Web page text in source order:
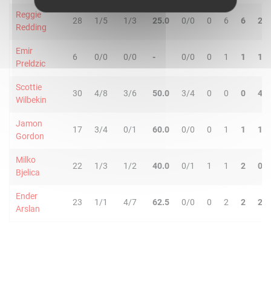
Reggie
Redding
28 1/5 1/3 25.0 0/0 0 6 6 2
Emir
Preldzic
6 0/0 0/0 - 0/0 0 1 1 1
Scottie
Wilbekin
30 4/8 3/6 50.0 3/4 0 0 0 4
Jamon
Gordon
17 3/4 0/1 60.0 0/0 0 1 1 1
Milko
Bjelica
22 1/3 1/2 40.0 0/1 1 1 2 0
Ender
Arslan
23 1/1 4/7 62.5 0/0 0 2 2 2